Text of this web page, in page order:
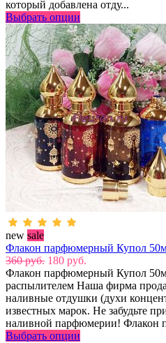
который добавлена отду...
Выбрать опции
new sale
Флакон парфюмерный Купол
360 руб. 180 руб.
Флакон парфюмерный Купол
распылителем Наша фирма
наливные отдушки (духи
известных марок. Не забудьте
наливной парфюмерии! Флакон
Выбрать опции